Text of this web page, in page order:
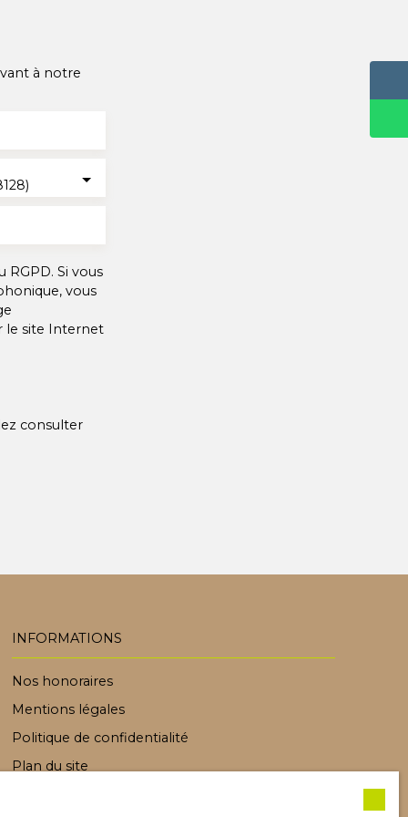
à notre
Si vous
vous
le site Internet
consulter
INFORMATIONS
Nos honoraires
Mentions légales
Politique de confidentialité
Plan du site